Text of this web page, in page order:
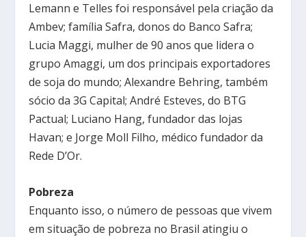
Lemann e Telles foi responsável pela criação da
Ambev; família Safra, donos do Banco Safra;
Lucia Maggi, mulher de 90 anos que lidera o
grupo Amaggi, um dos principais exportadores
de soja do mundo; Alexandre Behring, também
sócio da 3G Capital; André Esteves, do BTG
Pactual; Luciano Hang, fundador das lojas
Havan; e Jorge Moll Filho, médico fundador da
Rede D’Or.
Pobreza
Enquanto isso, o número de pessoas que vivem
em situação de pobreza no Brasil atingiu o